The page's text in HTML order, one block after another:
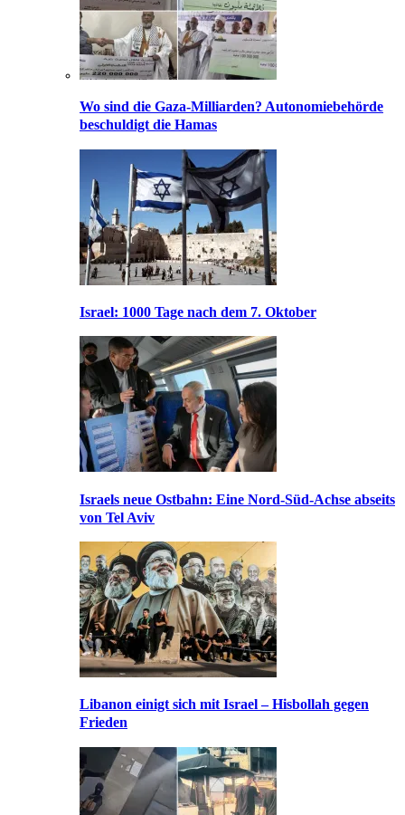
Wo sind die Gaza-Milliarden? Autonomiebehörde
beschuldigt die Hamas
Israel: 1000 Tage nach dem 7. Oktober
Israels neue Ostbahn: Eine Nord-Süd-Achse abseits
von Tel Aviv
Libanon einigt sich mit Israel – Hisbollah gegen
Frieden